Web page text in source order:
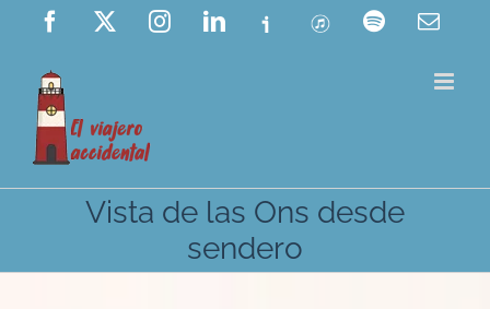
Saltar
contenido
Facebook InstagramLinkedIn
Ivoox ITunes Spotify
Vista de las Ons desde
sendero